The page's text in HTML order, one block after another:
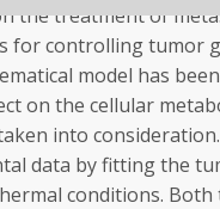
the treatment of
for controlling tumor
model has
on the cellular
into
data by fitting the
conditions.